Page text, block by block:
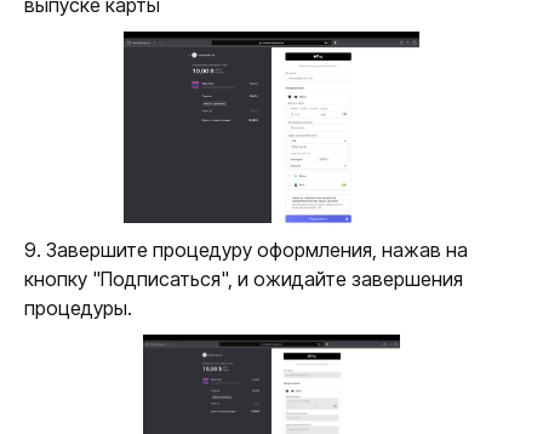
9. Завершите процедуру оформления, нажав на
кнопку "Подписаться", и ожидайте завершения
процедуры.